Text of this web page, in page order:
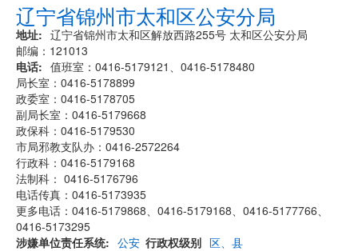
辽宁省锦州市太和区公安分局
地址
辽宁省锦州市太和区解放西路255号 太和区公安分局
邮编：121013
电话
值班室：0416-5179121、0416-5178480
局长室：0416-5178899
政委室：0416-5178705
副局长室：0416-5179668
政保科：0416-5179530
市局邪教支队办：0416-2572264
行政科：0416-5179168
法制科： 0416-5176796
电话传真：0416-5173935
更多电话：0416-5179868、0416-5179168、0416-5177766、
0416-5173295
涉嫌单位责任系统
公安 行政权级别 区、县